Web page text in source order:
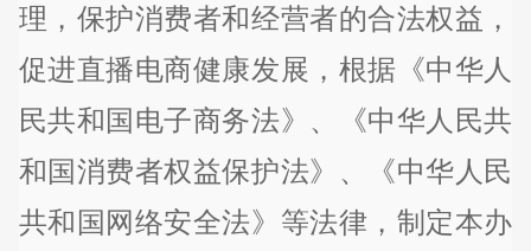
理，保护消费者和经营者的合法权益，
促进直播电商健康发展，根据《中华人
民共和国电子商务法》、《中华人民共
和国消费者权益保护法》、《中华人民
共和国网络安全法》等法律，制定本办